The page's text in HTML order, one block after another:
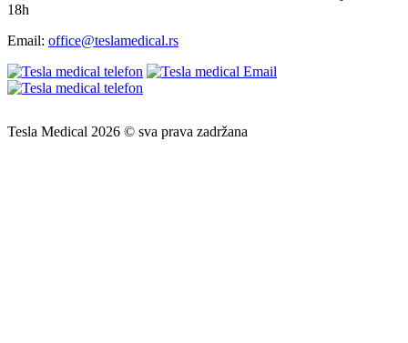
18h
Email: office@teslamedical.rs
Tesla Medical 2026 © sva prava zadržana